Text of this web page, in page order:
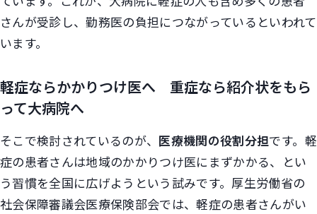
さんが受診し、勤務医の負担につながっているといわれて
います。
軽症ならかかりつけ医へ 重症なら紹介状をもら
って大病院へ
そこで検討されているのが、 医療機関の役割分担です。軽
症の患者さんは地域のかかりつけ医にまずかかる、とい
う習慣を全国に広げようという試みです。厚生労働省の
社会保障審議会医療保険部会では、軽症の患者さんがい